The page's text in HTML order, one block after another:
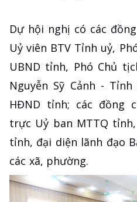
Dự hội nghị có các
Uỷ viên BTV Tỉnh uỷ,
UBND tỉnh, Phó Chủ
Nguyễn Sỹ Cảnh -
HĐND tỉnh; các đồng
trực Uỷ ban MTTQ
tỉnh, đại diện lãnh đạo
các xã, phường.